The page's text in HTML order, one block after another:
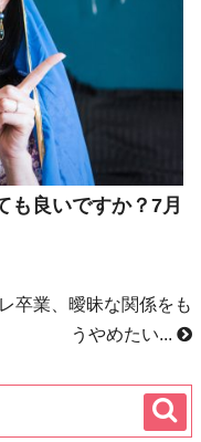
良いですか？7月
卒業、曖昧な関係をも
うやめたい...